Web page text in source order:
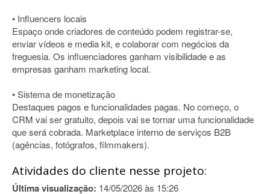
• Influencers locais
Espaço onde criadores de conteúdo podem registrar-se,
enviar vídeos e media kit, e colaborar com negócios da
freguesia. Os influenciadores ganham visibilidade e as
empresas ganham marketing local.
• Sistema de monetização
Destaques pagos e funcionalidades pagas. No começo, o
CRM vai ser gratuito, depois vai se tornar uma funcionalidade
que será cobrada. Marketplace interno de serviços B2B
(agências, fotógrafos, filmmakers).
Atividades do cliente nesse projeto:
Última visualização: 14/05/2026 às 15:26